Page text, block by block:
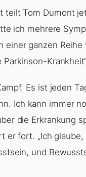
teilt Tom Dumont
ich mehrere
ganzen
Es ist jeden
Ich kann immer
die Erkrankung
er fort. „Ich
und